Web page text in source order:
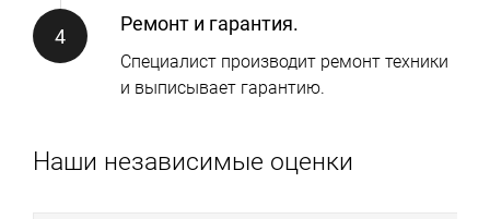
Ремонт и гарантия.
Специалист производит ремонт техники
и выписывает гарантию.
Наши независимые оценки